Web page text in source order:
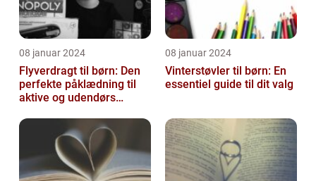
08 januar 2024
Flyverdragt til børn: Den
perfekte påklædning til
aktive og udendørs
08 januar 2024
Vinterstøvler til børn: En
essentiel guide til dit valg